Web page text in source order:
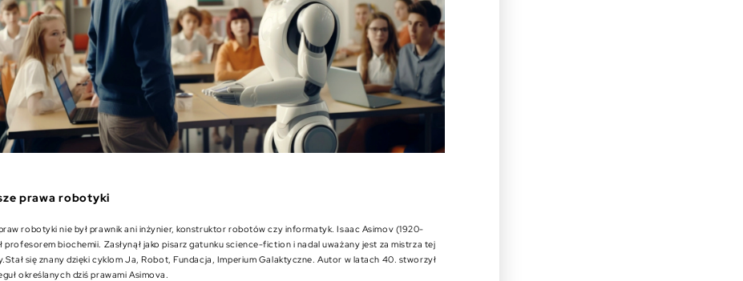
prawa robotyki
robotyki nie był prawnik ani inżynier, konstruktor robotów czy informatyk. Isaac Asimov (1920-
profesorem biochemii. Zasłynął jako pisarz gatunku science-fiction i nadal uważany jest za mistrza tej
się znany dzięki cyklom Ja, Robot, Fundacja, Imperium Galaktyczne. Autor w latach 40. stworzył
określanych dziś prawami Asimova.